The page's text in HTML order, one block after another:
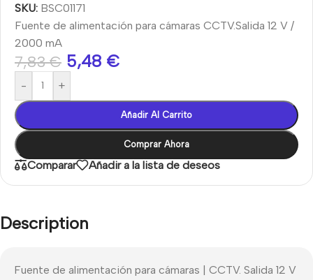
SKU: BSC01171
Fuente de alimentación para cámaras CCTV.Salida 12 V /
2000 mA
7,83€ 5,48 €
- +
Añadir Al Carrito
Comprar Ahora
Comparar Añadir a la lista de deseos
Description
Fuente de alimentación para cámaras | CCTV. Salida 12 V